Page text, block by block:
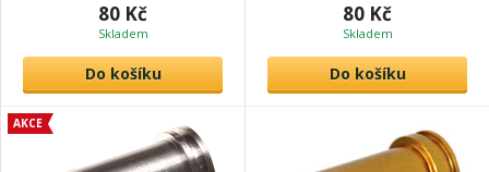
80 Kč
Skladem
Do košíku
80 Kč
Skladem
Do košíku
AKCE